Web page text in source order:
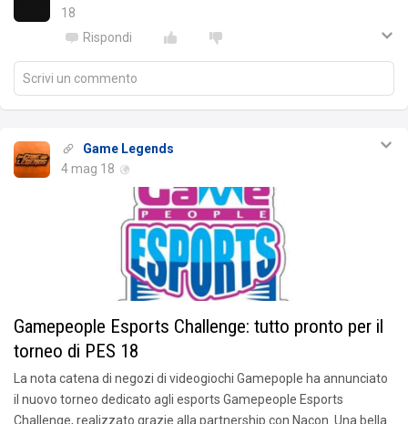
18
Rispondi
Scrivi un commento
Game Legends
4 mag 18
Gamepeople Esports Challenge: tutto pronto per il
torneo di PES 18
La nota catena di negozi di videogiochi Gamepople ha annunciato
il nuovo torneo dedicato agli esports Gamepeople Esports
Challenge, realizzato grazie alla partnership con Nacon. Una bella